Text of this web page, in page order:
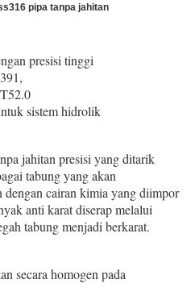
pipa tanpa jahitan
presisi tinggi
sistem hidrolik
jahitan presisi yang ditarik
tabung yang akan
cairan kimia yang diimpor
anti karat diserap melalui
tabung menjadi berkarat.
secara homogen pada